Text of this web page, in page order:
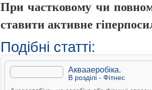
При частковому чи
ставити активне
Подібні статті:
Аквааеробіка.
В рoздiлi - Фiтнес